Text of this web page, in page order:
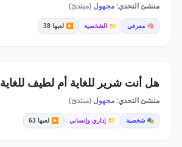
منشئ التحدي:مجهول (مبتدئ)
🧠 معرفي 📁 الشخصية ▶️ لعبها 38
هل أنت شرير للغاية أم لطيف للغاية
منشئ التحدي:مجهول (مبتدئ)
🎭 شخصية 📁 إداري وإنساني ▶️ لعبها 63